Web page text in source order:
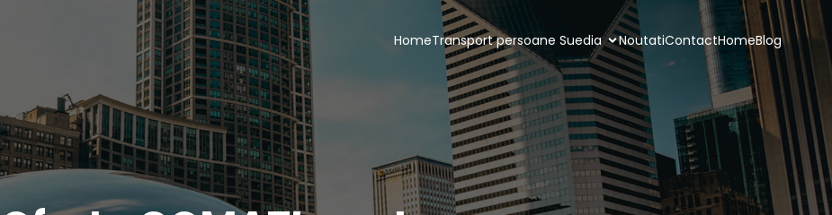
HomeTransport persoane Suedia NoutatiContactHomeBlog